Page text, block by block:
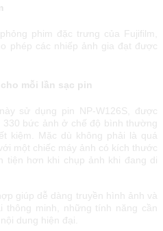
phim đặc trưng của Fujifilm,
phép các nhiếp ảnh gia đạt được
mỗi lần sạc pin
này sử dụng pin NP-W126S, được
bức ảnh ở chế độ bình thường
kiệm. Mặc dù không phải là quá
một chiếc máy ảnh có kích thước
tiện hơn khi chụp ảnh khi đang di
giúp dễ dàng truyền hình ảnh và
thông minh, những tính năng cần
dung hiện đại.